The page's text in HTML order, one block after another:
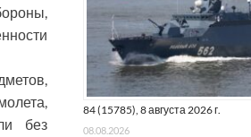
без
84 (15785), 8 августа 2026 г.
08.08.2026